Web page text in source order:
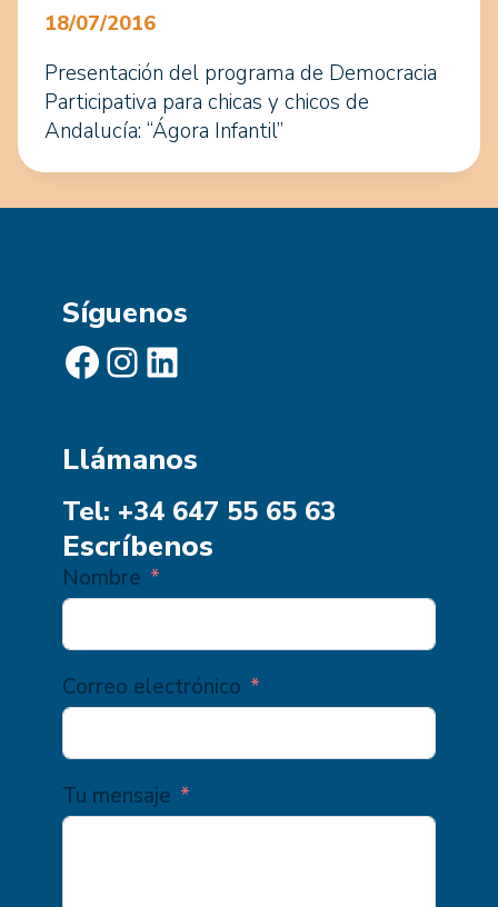
18/07/2016
Presentación del programa de Democracia
Participativa para chicas y chicos de
Andalucía: “Ágora Infantil”
Síguenos
Facebook Instagram LinkedIn
Llámanos
Tel: +34 647 55 65 63
Escríbenos
Nombre
Correo electrónico
Tu mensaje